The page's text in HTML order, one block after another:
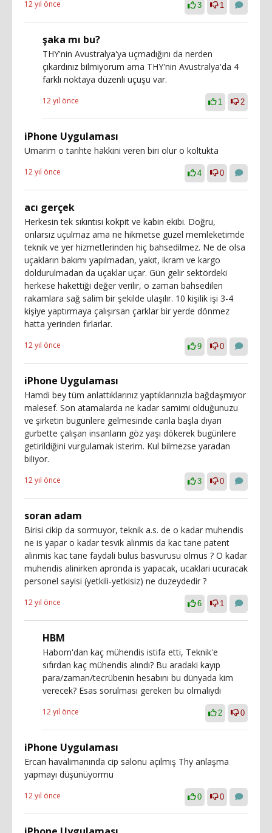
12 yıl önce 3 1
şaka mı bu?
THY'nin Avustralya'ya uçmadığını da nerden
çıkardınız bilmiyorum ama THY'nin Avustralya'da 4
farklı noktaya düzenli uçuşu var.
12 yıl önce 1 2
iPhone Uygulaması
Umarim o tarihte hakkini veren biri olur o koltukta
12 yıl önce 4 0
acı gerçek
Herkesin tek sıkıntısı kokpit ve kabin ekibi. Doğru,
onlarsız uçulmaz ama ne hikmetse güzel memleketimde
teknik ve yer hizmetlerinden hiç bahsedilmez. Ne de olsa
uçakların bakımı yapılmadan, yakıt, ikram ve kargo
doldurulmadan da uçaklar uçar. Gün gelir sektördeki
herkese hakettiği değer verilir, o zaman bahsedilen
rakamlara sağ salim bir şekilde ulaşılır. 10 kişilik işi 3-4
kişiye yaptırmaya çalışırsan çarklar bir yerde dönmez
hatta yerinden fırlarlar.
12 yıl önce 9 0
iPhone Uygulaması
Hamdi bey tüm anlattıklarınız yaptıklarınızla bağdaşmıyor
malesef. Son atamalarda ne kadar samimi olduğunuzu
ve şirketin bugünlere gelmesinde canla başla dıyarı
gurbette çalışan insanların göz yaşı dökerek bugünlere
getirildiğini vurgulamak isterim. Kul bilmezse yaradan
biliyor.
12 yıl önce 3 0
soran adam
Birisi cikip da sormuyor, teknik a.s. de o kadar muhendis
ne is yapar o kadar tesvik alinmis da kac tane patent
alinmis kac tane faydali bulus basvurusu olmus ? O kadar
muhendis alinirken apronda is yapacak, ucaklari ucuracak
personel sayisi (yetkili-yetkisiz) ne duzeydedir ?
12 yıl önce 6 1
HBM
Habom'dan kaç mühendis istifa etti, Teknik'e
sıfırdan kaç mühendis alındı? Bu aradaki kayıp
para/zaman/tecrübenin hesabını bu dünyada kim
verecek? Esas sorulması gereken bu olmalıydı
12 yıl önce 2 0
iPhone Uygulaması
Ercan havalimanında cip salonu açılmış Thy anlaşma
yapmayı düşünüyormu
12 yıl önce 0 0